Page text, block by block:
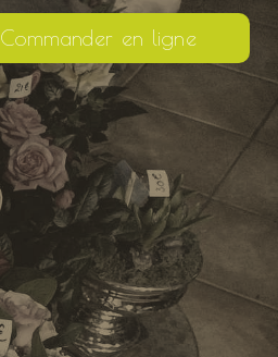
Commander en ligne